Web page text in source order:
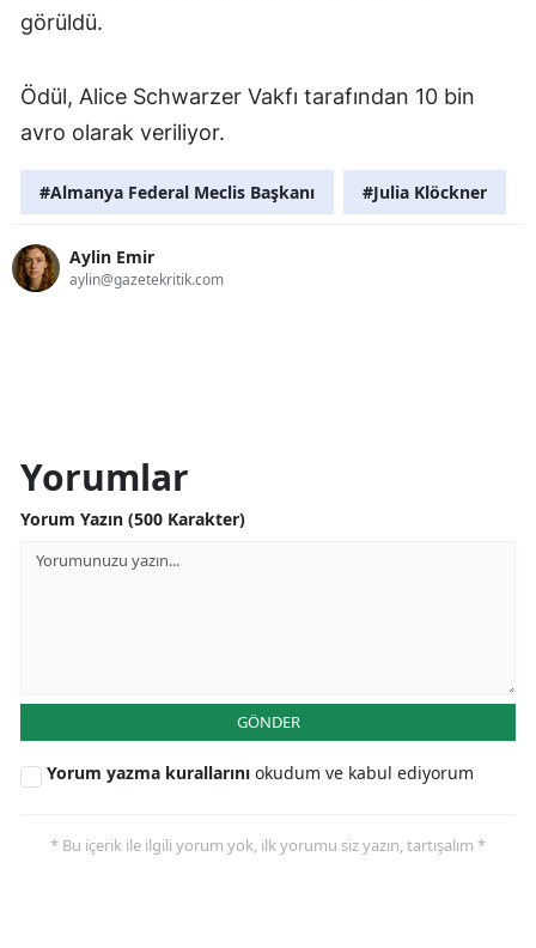
görüldü.
Ödül, Alice Schwarzer Vakfı tarafından 10 bin
avro olarak veriliyor.
#Almanya Federal Meclis Başkanı #Julia Klöckner
Aylin Emir
aylin@gazetekritik.com
Yorumlar
Yorum Yazın (500 Karakter)
GÖNDER
Yorum yazma kurallarını okudum ve kabul ediyorum
* Bu içerik ile ilgili yorum yok, ilk yorumu siz yazın, tartışalım *